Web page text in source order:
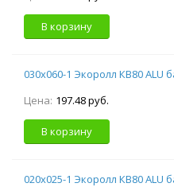
В корзину
030х060-1 Экоролл КВ80
Цена: 197.48 руб.
В корзину
020х025-1 Экоролл КВ80